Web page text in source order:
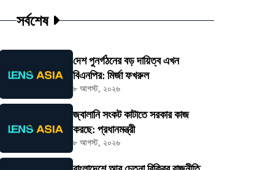
সর্বশেষ
দেশ পুনর্গঠনের বড় দায়িত্ব এখন
বিএনপির: মির্জা ফখরুল
৮ আগস্ট, ২০২৬
জ্বালানি সংকট কাটাতে সরকার কাজ
করছে: প্রধানমন্ত্রী
৮ আগস্ট, ২০২৬